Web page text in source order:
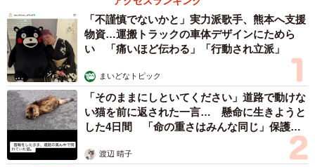
「友人からの紹介で出会う」（33.9％）が上位に挙がり、
日常生活における接点からの偶然・自然な出会い待ちが多
い結果となりました。
「不謹慎でないかと」実力派歌手、熊本へ支援
物資…運搬トラックの車体デザインにためら
い 「痛いほど伝わる」「行動され立派」
まいどなトピック
「そのままにしといてください」道路で動けな
い猫を前に返された一言… 懸命に生きようと
した4日間 「命の重さはみんな同じ」保護団
渡辺 晴子